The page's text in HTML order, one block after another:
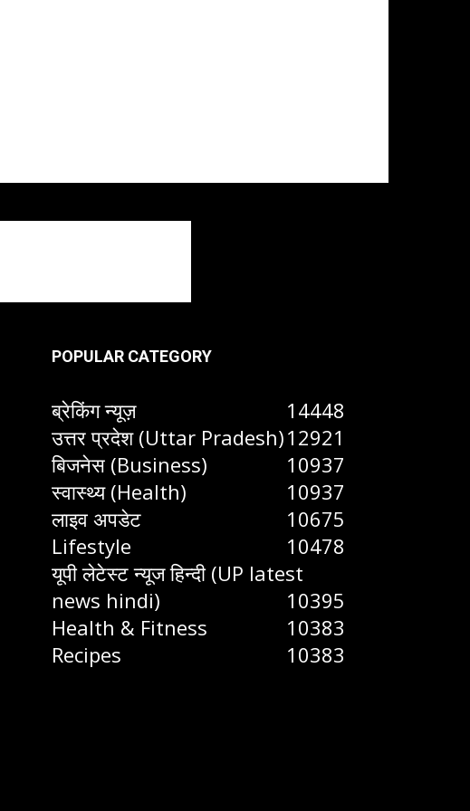
POPULAR CATEGORY
ब्रेकिंग न्यूज़
14448
उत्तर प्रदेश (Uttar Pradesh)12921
बिजनेस (Business)
10937
स्वास्थ्य (Health)
10937
लाइव अपडेट
10675
Lifestyle
10478
यूपी लेटेस्ट न्यूज हिन्दी (UP latest
news hindi)
10395
Health & Fitness
10383
Recipes
10383